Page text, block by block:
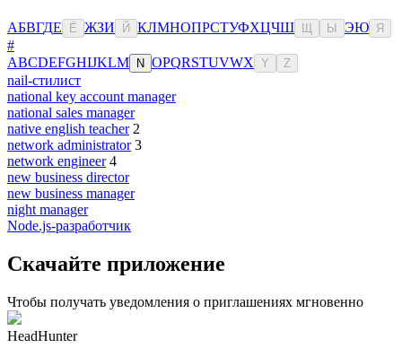
АБВГДЕ Ё ЖЗИ Й КЛМНОПРСТУФХЦЧШ Ы ЭЮ Я
#
ABCDEFGHIJKLM N OPQRSTUVWX Y Z
nail-стилист
national key account manager
national sales manager
native english teacher 2
network administrator 3
network engineer 4
new business director
new business manager
night manager
Node.js-разработчик
Скачайте приложение
Чтобы получать уведомления о приглашениях мгновенно
HeadHunter